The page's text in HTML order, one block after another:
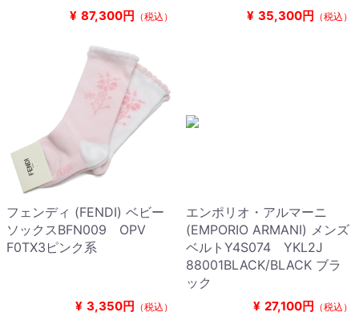
¥ 87,300円 （税込） ¥ 35,300円 （税込）
フェンディ (FENDI) ベビー
ソックスBFN009 OPV
F0TX3ピンク系
¥ 3,350円 （税込）
エンポリオ・アルマーニ
(EMPORIO ARMANI) メンズ
ベルトY4S074 YKL2J
88001BLACK/BLACK ブラ
ック
¥ 27,100円 （税込）